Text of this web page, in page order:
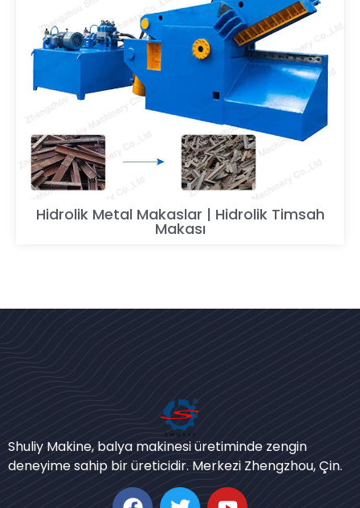
Hidrolik Metal Makaslar | Hidrolik Timsah
Makası
Shuliy Makine, balya makinesi üretiminde zengin
deneyime sahip bir üreticidir. Merkezi Zhengzhou, Çin.
Korean
Japanese
Urdu